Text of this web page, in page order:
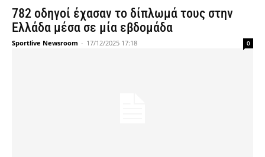
782 οδηγοί έχασαν το δίπλωμά τους στην
Ελλάδα μέσα σε μία εβδομάδα
Sportlive Newsroom - 17/12/2025 17:18 0